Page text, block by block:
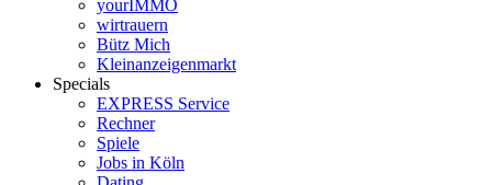
yourIMMO
wirtrauern
Bütz Mich
Kleinanzeigenmarkt
Specials
EXPRESS Service
Rechner
Spiele
Jobs in Köln